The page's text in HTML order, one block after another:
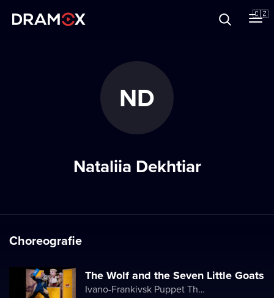
🇨🇿
ND
Nataliia Dekhtiar
Choreografie
The Wolf and the Seven Little Goats
Ivano-Frankivsk Puppet Theater